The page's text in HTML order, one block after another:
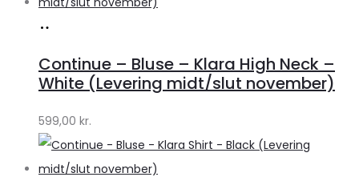
Lykke
Lykke
Continue – Bluse – Klara High Neck –
White (Levering midt/slut november)
599,00 kr.